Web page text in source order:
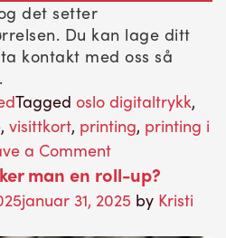
det setter
Du kan lage ditt
kontakt med oss så
Tagged oslo digitaltrykk,
, visittkort, printing, printing i
a Commenton
Formskjæring
av
man en roll-up?
januar 31, 2025 by Kristi